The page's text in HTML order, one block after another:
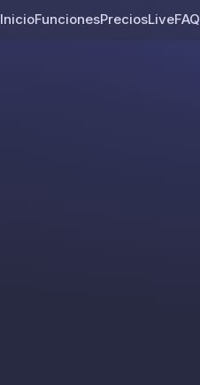
InicioFuncionesPreciosLiveFAQ